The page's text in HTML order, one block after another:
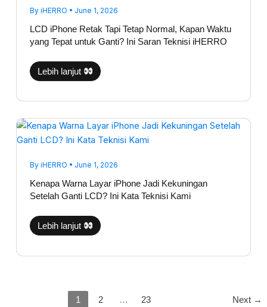
By iHERRO • June 1, 2026
LCD iPhone Retak Tapi Tetap Normal, Kapan Waktu
yang Tepat untuk Ganti? Ini Saran Teknisi iHERRO
Normal,
Waktu
yang
Tepat
Ganti?
Ini
Saran
Lebih lanjut
By iHERRO • June 1, 2026
Kenapa Warna Layar iPhone Jadi Kekuningan
Setelah Ganti LCD? Ini Kata Teknisi Kami
Kenapa
Warna
Layar
Kekuningan
Ganti
LCD?
Ini
Teknisi
Kami
Lebih lanjut
1 2 … 23 Next →